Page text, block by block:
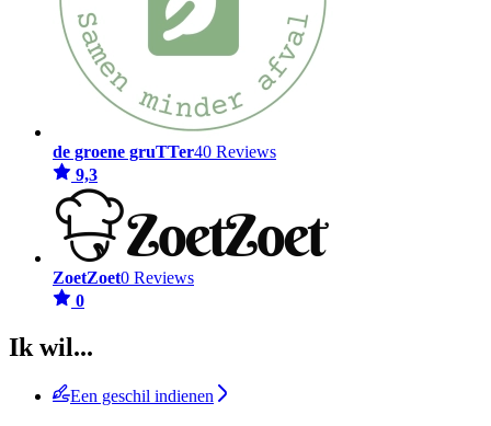
de groene gruTTer40 Reviews
9,3
ZoetZoet0 Reviews
0
Ik wil...
Een geschil indienen